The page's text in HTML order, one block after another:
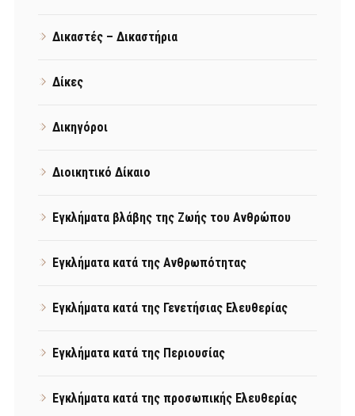
Δικαστές – Δικαστήρια
Δίκες
Δικηγόροι
Διοικητικό Δίκαιο
Εγκλήματα βλάβης της Ζωής του Ανθρώπου
Εγκλήματα κατά της Ανθρωπότητας
Εγκλήματα κατά της Γενετήσιας Ελευθερίας
Εγκλήματα κατά της Περιουσίας
Εγκλήματα κατά της προσωπικής Ελευθερίας